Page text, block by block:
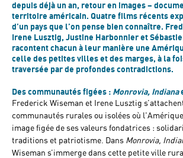
depuis déjà un an, retour en images –
territoire américain. Quatre films récents
d’un pays que l’on pense bien connaître.
Irene Lusztig, Justine Harbonnier et
racontent chacun à leur manière une
celle des petites villes et des marges, à la
traversée par de profondes contradictions.
Des communautés figées : Monrovia, Indiana
Frederick Wiseman et Irene Lusztig
communautés rurales ou isolées où
image figée de ses valeurs fondatrices :
traditions et patriotisme. Dans Monrovia,
Wiseman s’immerge dans cette petite ville